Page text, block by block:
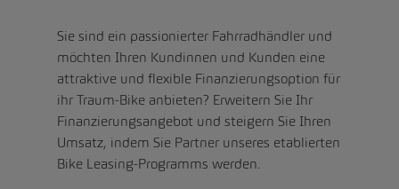
Sie sind ein passionierter Fahrradhändler und
möchten Ihren Kundinnen und Kunden eine
attraktive und flexible Finanzierungsoption für
ihr Traum-Bike anbieten? Erweitern Sie Ihr
Finanzierungsangebot und steigern Sie Ihren
Umsatz, indem Sie Partner unseres etablierten
Bike Leasing-Programms werden.